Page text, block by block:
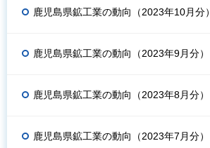
鹿児島県鉱工業の動向（2023年10月分）
鹿児島県鉱工業の動向（2023年9月分）
鹿児島県鉱工業の動向（2023年8月分）
鹿児島県鉱工業の動向（2023年7月分）